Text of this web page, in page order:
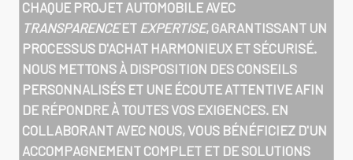
CHAQUE PROJET AUTOMOBILE AVEC
TRANSPARENCEET EXPERTISE, GARANTISSANT UN
PROCESSUS D'ACHAT HARMONIEUX ET SÉCURISÉ.
NOUS METTONS À DISPOSITION DES CONSEILS
PERSONNALISÉS ET UNE ÉCOUTE ATTENTIVE AFIN
DE RÉPONDRE À TOUTES VOS EXIGENCES. EN
COLLABORANT AVEC NOUS, VOUS BÉNÉFICIEZ D'UN
ACCOMPAGNEMENT COMPLET ET DE SOLUTIONS